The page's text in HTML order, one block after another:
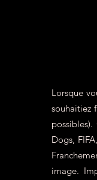
Lorsque
souhaitiez
Dogs,
image.